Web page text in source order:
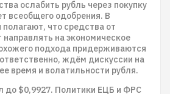
ослабить рубль через покупку
всеобщего одобрения. В
что средства от
направлять на экономическое
подхода придерживаются
ждём дискуссии на
время и волатильности рубля.
до $0,9927. Политики ЕЦБ и ФРС